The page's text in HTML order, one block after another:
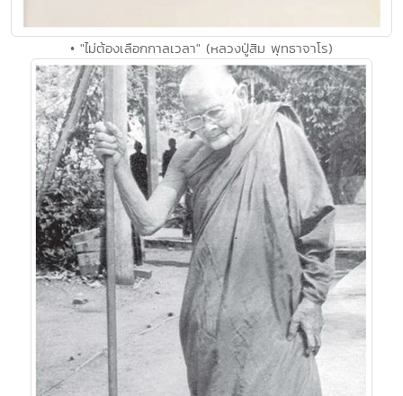
• "ไม่ต้องเลือกกาลเวลา" (หลวงปู่สิม พุทธาจาโร)